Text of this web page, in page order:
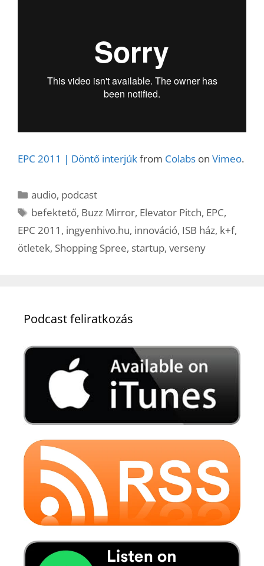
EPC 2011 | Döntő interjúkfrom Colabs on Vimeo.
Kategória
audio, podcast
Címkék
befektető, Buzz Mirror, Elevator Pitch, EPC,
EPC 2011 , ingyenhivo.hu, innováció, ISB ház, k+f,
ötletek, Shopping Spree, startup, verseny
Podcast feliratkozás